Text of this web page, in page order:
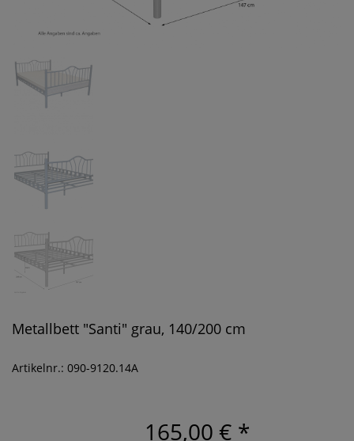
Metallbett "Santi" grau, 140/200 cm
Artikelnr.: 090-9120.14A
165,00 € *